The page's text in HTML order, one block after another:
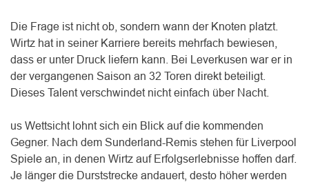
Die Frage ist nicht ob, sondern wann der Knoten platzt.
Wirtz hat in seiner Karriere bereits mehrfach bewiesen,
dass er unter Druck liefern kann. Bei Leverkusen war er in
der vergangenen Saison an 32 Toren direkt beteiligt.
Dieses Talent verschwindet nicht einfach über Nacht.
us Wettsicht lohnt sich ein Blick auf die kommenden
Gegner. Nach dem Sunderland-Remis stehen für Liverpool
Spiele an, in denen Wirtz auf Erfolgserlebnisse hoffen darf.
Je länger die Durststrecke andauert, desto höher werden